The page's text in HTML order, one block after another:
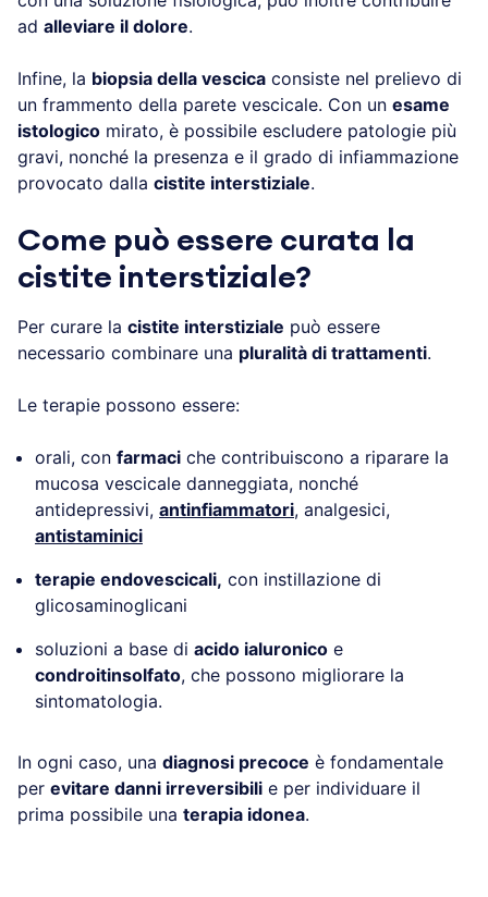
ad alleviare il dolore.
Infine, la biopsia della vescica consiste nel prelievo di
un frammento della parete vescicale. Con un esame
istologico mirato, è possibile escludere patologie più
gravi, nonché la presenza e il grado di infiammazione
provocato dalla cistite interstiziale.
Come può essere curata la
cistite interstiziale?
Per curare la cistite interstiziale può essere
necessario combinare una pluralità di trattamenti.
Le terapie possono essere:
orali, con farmaci che contribuiscono a riparare la
mucosa vescicale danneggiata, nonché
antidepressivi, antinfiammatori, analgesici,
antistaminici
terapie endovescicali, con instillazione di
glicosaminoglicani
soluzioni a base di acido ialuronico e
condroitinsolfato, che possono migliorare la
sintomatologia.
In ogni caso, una diagnosi precoce è fondamentale
per evitare danni irreversibili e per individuare il
prima possibile una terapia idonea.